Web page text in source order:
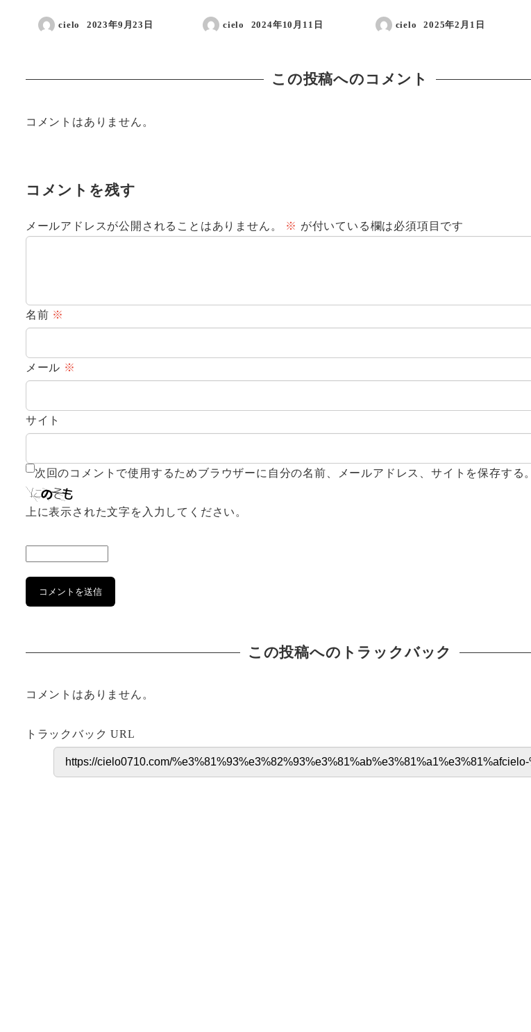
cielo
投稿日
2023年9月23日 cielo
投稿日
2024年10月11日 cielo
投稿日
2025年2月1日
この投稿へのコメント
コメントはありません。
コメントを残す
メールアドレスが公開されることはありません。 ※ が付いている欄は必須項目です
名前 ※
メール ※
サイト
次回のコメントで使用するためブラウザーに自分の名前、メールアドレス、サイトを保存する。
上に表示された文字を入力してください。
この投稿へのトラックバック
コメントはありません。
トラックバック URL